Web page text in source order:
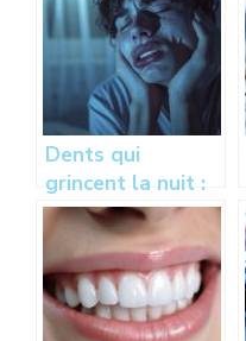
Dents qui
grincent la nuit :
causes,
traitements et
solutions pour le
bruxisme